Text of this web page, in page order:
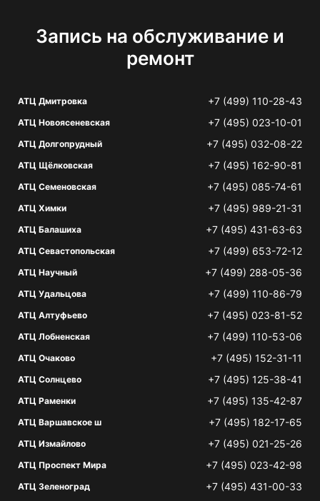
Запись на обслуживание и
ремонт
АТЦ Дмитровка +7 (499) 110-28-43
АТЦ Новоясеневская +7 (495) 023-10-01
АТЦ Долгопрудный +7 (495) 032-08-22
АТЦ Щёлковская +7 (495) 162-90-81
АТЦ Семеновская +7 (495) 085-74-61
АТЦ Химки +7 (495) 989-21-31
АТЦ Балашиха +7 (495) 431-63-63
АТЦ Севастопольская +7 (499) 653-72-12
АТЦ Научный +7 (499) 288-05-36
АТЦ Удальцова +7 (499) 110-86-79
АТЦ Алтуфьево +7 (495) 023-81-52
АТЦ Лобненская +7 (499) 110-53-06
АТЦ Очаково +7 (495) 152-31-11
АТЦ Солнцево +7 (495) 125-38-41
АТЦ Раменки +7 (495) 135-42-87
АТЦ Варшавское ш +7 (495) 182-17-65
АТЦ Измайлово +7 (495) 021-25-26
АТЦ Проспект Мира +7 (495) 023-42-98
АТЦ Зеленоград +7 (495) 431-00-33